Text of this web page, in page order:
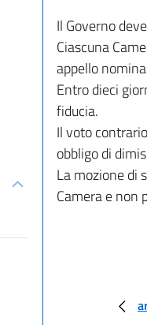
Il Governo
Ciascuna
appello
Entro dieci
fiducia.
Il voto
obbligo di
La mozione di
Camera e non